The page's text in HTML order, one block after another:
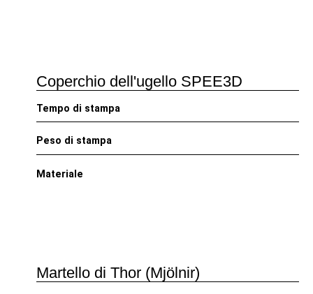
Coperchio dell'ugello SPEE3D
Tempo di stampa
Peso di stampa
Materiale
Martello di Thor (Mjölnir)